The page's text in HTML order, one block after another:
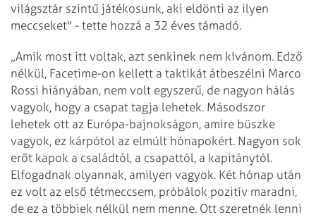
világsztár szintű játékosunk, aki eldönti az ilyen
meccseket" - tette hozzá a 32 éves támadó.
„Amik most itt voltak, azt senkinek nem kívánom. Edző
nélkül, Facetime-on kellett a taktikát átbeszélni Marco
Rossi hiányában, nem volt egyszerű, de nagyon hálás
vagyok, hogy a csapat tagja lehetek. Másodszor
lehetek ott az Európa-bajnokságon, amire büszke
vagyok, ez kárpótol az elmúlt hónapokért. Nagyon sok
erőt kapok a családtól, a csapattól, a kapitánytól.
Elfogadnak olyannak, amilyen vagyok. Két hónap után
ez volt az első tétmeccsem, próbálok pozitív maradni,
de ez a többiek nélkül nem menne. Ott szeretnék lenni